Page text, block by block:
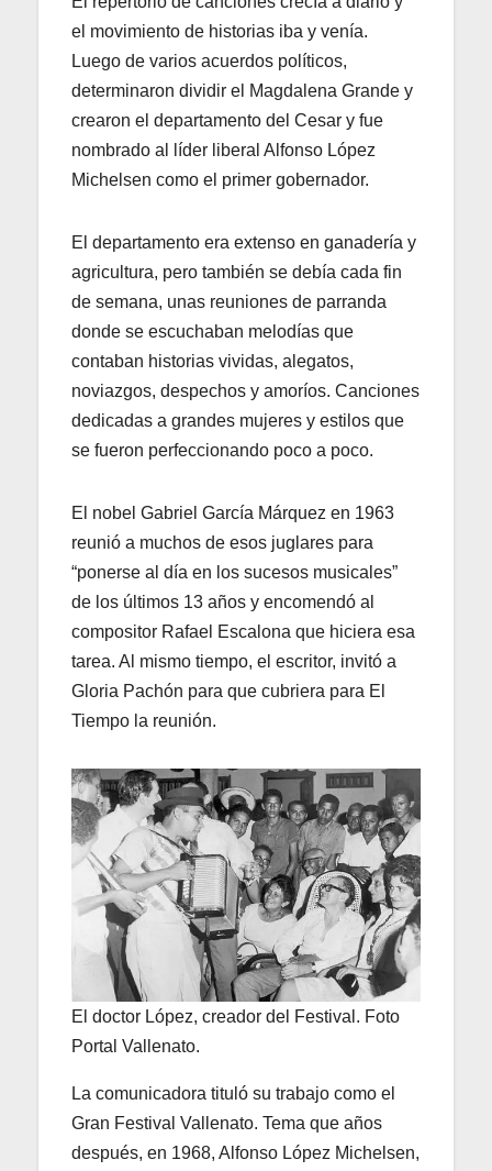
el movimiento de historias iba y venía.
Luego de varios acuerdos políticos,
determinaron dividir el Magdalena Grande y
crearon el departamento del Cesar y fue
nombrado al líder liberal Alfonso López
Michelsen como el primer gobernador.
El departamento era extenso en ganadería y
agricultura, pero también se debía cada fin
de semana, unas reuniones de parranda
donde se escuchaban melodías que
contaban historias vividas, alegatos,
noviazgos, despechos y amoríos. Canciones
dedicadas a grandes mujeres y estilos que
se fueron perfeccionando poco a poco.
El nobel Gabriel García Márquez en 1963
reunió a muchos de esos juglares para
“ponerse al día en los sucesos musicales”
de los últimos 13 años y encomendó al
compositor Rafael Escalona que hiciera esa
tarea. Al mismo tiempo, el escritor, invitó a
Gloria Pachón para que cubriera para El
Tiempo la reunión.
El doctor López, creador del Festival. Foto
Portal Vallenato.
La comunicadora tituló su trabajo como el
Gran Festival Vallenato. Tema que años
después, en 1968, Alfonso López Michelsen,